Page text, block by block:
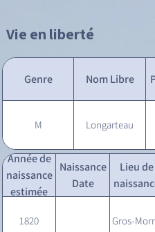
Vie en liberté
Genre Nom Libre
M Longarteau
Année de
naissance
estimée
Naissance
Date
Lieu de
1820 Gros-